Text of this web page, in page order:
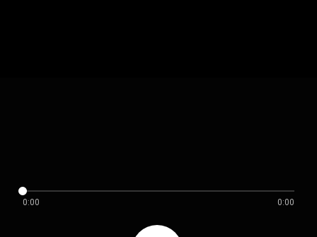
0:00 0:00